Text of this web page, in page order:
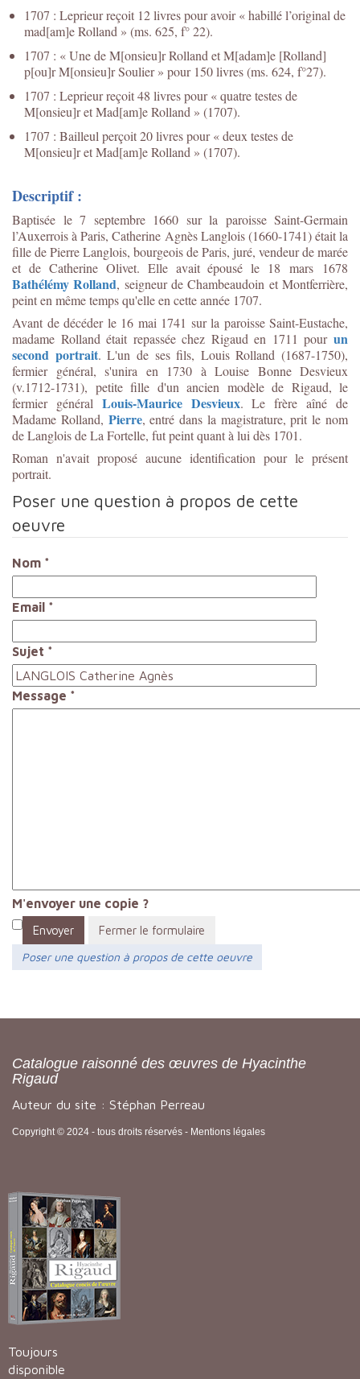
1707 : Leprieur reçoit 12 livres pour avoir « habillé l’original de
mad[am]e Rolland » (ms. 625, f° 22).
1707 : « Une de M[onsieu]r Rolland et M[adam]e [Rolland]
p[ou]r M[onsieu]r Soulier » pour 150 livres (ms. 624, f°27).
1707 : Leprieur reçoit 48 livres pour « quatre testes de
M[onsieu]r et Mad[am]e Rolland » (1707).
1707 : Bailleul perçoit 20 livres pour « deux testes de
M[onsieu]r et Mad[am]e Rolland » (1707).
Descriptif :
Baptisée le 7 septembre 1660 sur la paroisse Saint-Germain
l’Auxerrois à Paris, Catherine Agnès Langlois (1660-1741) était la
fille de Pierre Langlois, bourgeois de Paris, juré, vendeur de marée
et de Catherine Olivet. Elle avait épousé le 18 mars 1678
Bathélémy Rolland, seigneur de Chambeaudoin et Montferrière,
peint en même temps qu'elle en cette année 1707.
Avant de décéder le 16 mai 1741 sur la paroisse Saint-Eustache,
madame Rolland était repassée chez Rigaud en 1711 pour un
second portrait. L'un de ses fils, Louis Rolland (1687-1750),
fermier général, s'unira en 1730 à Louise Bonne Desvieux
(v.1712-1731), petite fille d'un ancien modèle de Rigaud, le
fermier général Louis-Maurice Desvieux. Le frère aîné de
Madame Rolland, Pierre, entré dans la magistrature, prit le nom
de Langlois de La Fortelle, fut peint quant à lui dès 1701.
Roman n'avait proposé aucune identification pour le présent
portrait.
Poser une question à propos de cette
oeuvre
Nom *
Email *
Sujet *
Message *
M'envoyer une copie ?
Envoyer
Fermer le formulaire
Poser une question à propos de cette oeuvre
Catalogue raisonné des œuvres de Hyacinthe
Rigaud
Auteur du site : Stéphan Perreau
Copyright © 2024 - tous droits réservés - Mentions légales
Toujours
disponible